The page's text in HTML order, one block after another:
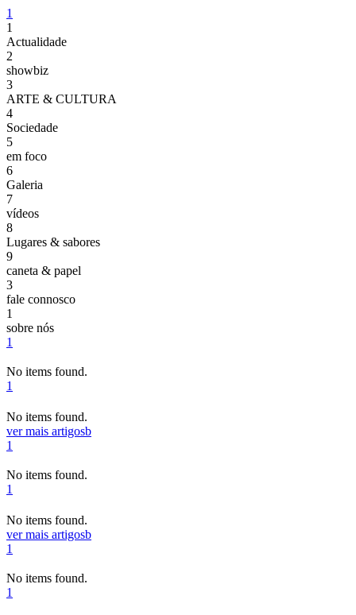
1
1
Actualidade
2
showbiz
3
ARTE & CULTURA
4
Sociedade
5
em foco
6
Galeria
7
vídeos
8
Lugares & sabores
9
caneta & papel
3
fale connosco
1
sobre nós
1
No items found.
1
No items found.
ver mais artigosb
1
No items found.
1
No items found.
ver mais artigosb
1
No items found.
1